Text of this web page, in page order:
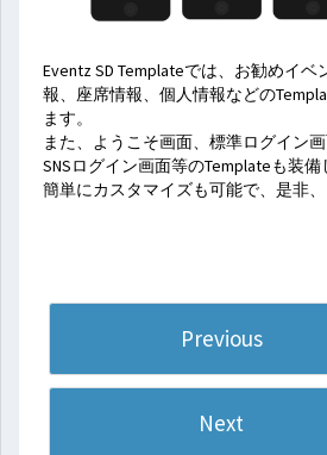
Eventz SD Templateでは、お勧めイ
報、座席情報、個人情報などの
ます。
また、ようこそ画面、標準ログイン画
SNSログイン画面等のTemplateも装備
簡単にカスタマイズも可能で、是非、